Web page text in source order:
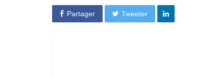
Partager Tweeter